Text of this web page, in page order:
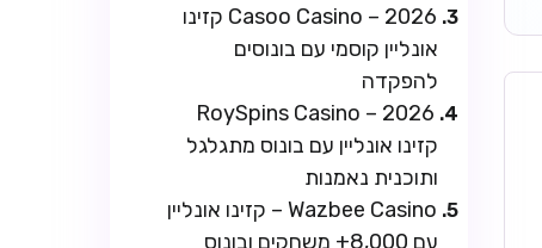
Casoo Casino – 2026 קזינו
אונליין קוסמי עם בונוסים
להפקדה
RoySpins Casino – 2026
קזינו אונליין עם בונוס מתגלגל
ותוכנית נאמנות
Wazbee Casino – קזינו אונליין
עם 8,000+ משחקים ובונוס